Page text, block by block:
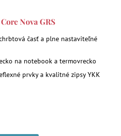
Nova GRS
časť a plne nastaviteľné
na notebook a termovrecko
prvky a kvalitné zipsy YKK